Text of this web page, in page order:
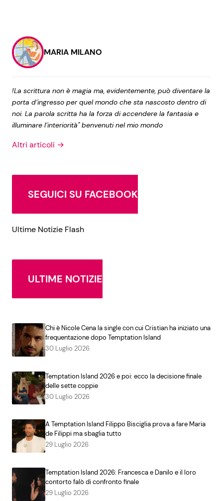
MARIA MILANO
!La scrittura non è magia ma, evidentemente, può diventare la
porta d’ingresso per quel mondo che sta nascosto dentro di
noi. La parola scritta ha la forza di accendere la fantasia e
illuminare l’interiorità" benvenuti nel mio mondo
Altri articoli →
SEGUICI SU FACEBOOK
Ultime Notizie Flash
ULTIME NOTIZIE
Chi è Nicole Cena la single con cui Cristian ha iniziato una
frequentazione dopo Temptation Island
30 Luglio 2026
Temptation Island 2026 e poi: ecco la decisione finale
delle sette coppie
30 Luglio 2026
A Temptation Island Filippo Bisciglia prova a fare Maria
de Filippi ma sbaglia tutto
29 Luglio 2026
Temptation Island 2026: Francesca e Danilo e il loro
contorto falò di confronto finale
29 Luglio 2026